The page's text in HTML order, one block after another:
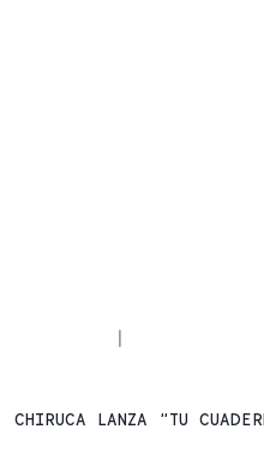
CHIRUCA LANZA “TU